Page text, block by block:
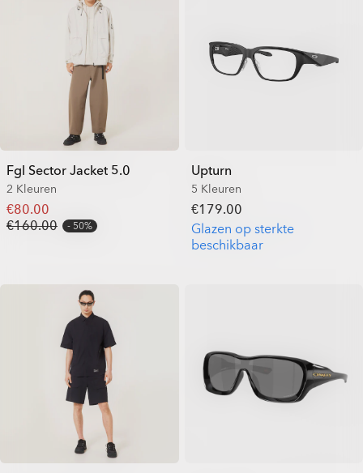
Fgl Sector Jacket 5.0
2 Kleuren
€80.00
€160.00
50%
Upturn
5 Kleuren
€179.00
Glazen op sterkte
beschikbaar